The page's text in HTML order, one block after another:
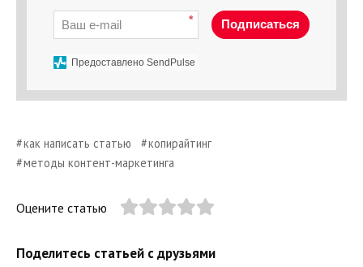
* Подписаться
Предоставлено SendPulse
как написать статью
копирайтинг
методы контент-маркетинга
Оцените статью
Поделитесь статьей с друзьями